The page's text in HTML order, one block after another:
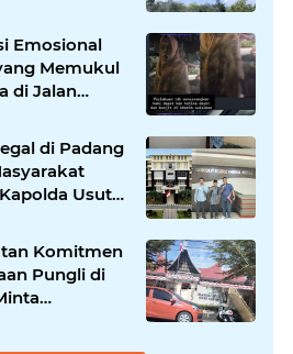
Emosional
Memukul
di Jalan
di Padang
Usut
Komitmen
Pungli di
Lakukan